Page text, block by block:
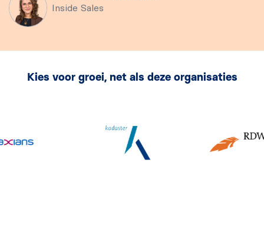
Inside Sales
Kies voor groei, net als deze organisaties